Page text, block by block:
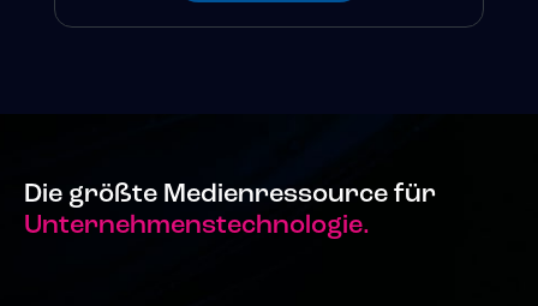
Die größte Medienressource für
Unternehmenstechnologie.